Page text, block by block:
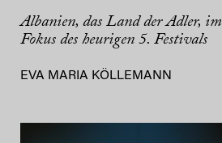
Albanien, das Land der Adler, im
Fokus des heurigen 5. Festivals
EVA MARIA KÖLLEMANN